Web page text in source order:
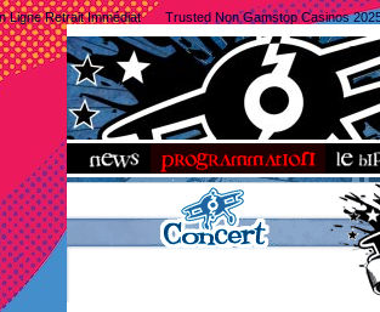
Ligne Retrait Immédiat Trusted Non Gamstop Casinos